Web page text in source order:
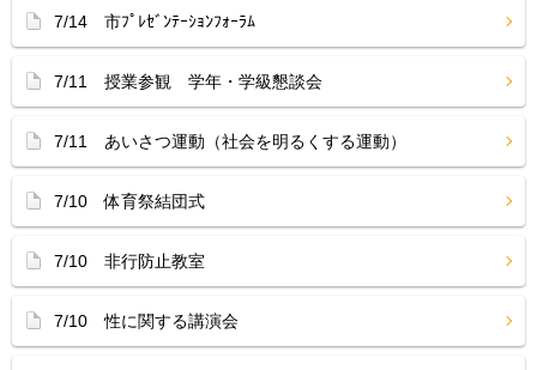
7/14 市ﾌﾟﾚｾﾞﾝﾃｰｼｮﾝﾌｫｰﾗﾑ
7/11 授業参観 学年・学級懇談会
7/11 あいさつ運動（社会を明るくする運動）
7/10 体育祭結団式
7/10 非行防止教室
7/10 性に関する講演会